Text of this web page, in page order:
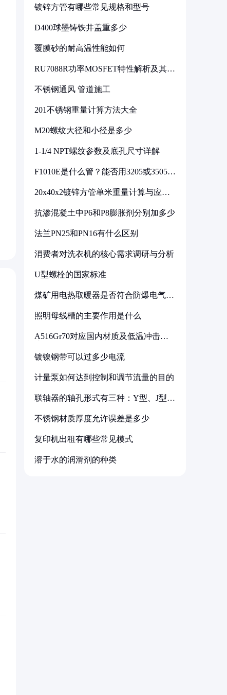
镀锌方管有哪些常见规格和型号
D400球墨铸铁井盖重多少
覆膜砂的耐高温性能如何
RU7088R功率MOSFET特性解析及其在
不锈钢通风 管道施工
201不锈钢重量计算方法大全
M20螺纹大径和小径是多少
1-1/4 NPT螺纹参数及底孔尺寸详解
F1010E是什么管？能否用3205或3505代
20x40x2镀锌方管单米重量计算与应用
抗渗混凝土中P6和P8膨胀剂分别加多少
法兰PN25和PN16有什么区别
消费者对洗衣机的核心需求调研与分析
U型螺栓的国家标准
煤矿用电热取暖器是否符合防爆电气设
照明母线槽的主要作用是什么
A516Gr70对应国内材质及低温冲击要
镀镍钢带可以过多少电流
计量泵如何达到控制和调节流量的目的
联轴器的轴孔形式有三种：Y型、J型、
不锈钢材质厚度允许误差是多少
复印机出租有哪些常见模式
溶于水的润滑剂的种类